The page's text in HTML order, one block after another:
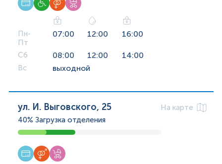
Пн-
Пт
07:00 12:00 16:00
Сб 08:00 12:00 14:00
Вс выходной
ул. И. Выговского, 25
На карте
40% Загрузка отделения